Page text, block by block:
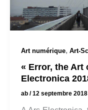
Art numérique, Art-
« Error, the Art
Electronica
ab /12 septembre 2018